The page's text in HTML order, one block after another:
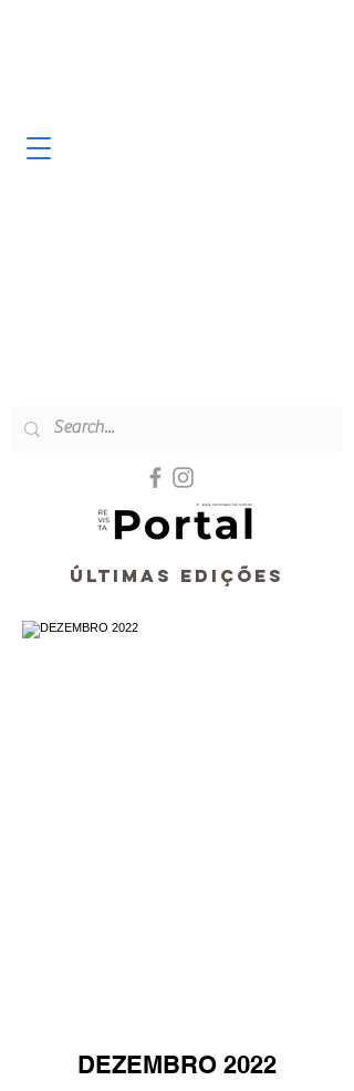
ÚLTIMAS EDIÇÕES
DEZEMBRO 2022